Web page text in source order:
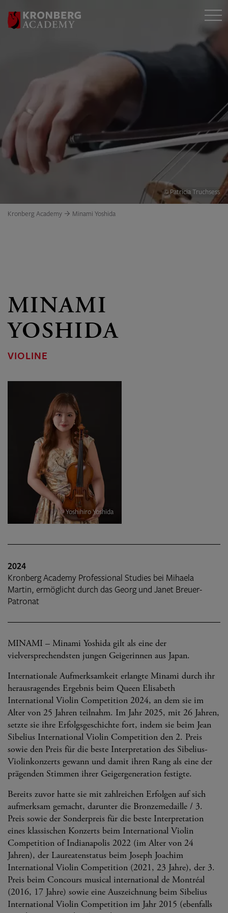
© Patricia Truchsess
Kronberg Academy Minami Yoshida
MINAMI
YOSHIDA
VIOLINE
© Yoshihiro Yoshida
2024
Kronberg Academy Professional Studies bei Mihaela
Martin, ermöglicht durch das Georg und Janet Breuer-
Patronat
MINAMI – Minami Yoshida gilt als eine der
vielversprechendsten jungen Geigerinnen aus Japan.
Internationale Aufmerksamkeit erlangte Minami durch ihr
herausragendes Ergebnis beim Queen Elisabeth
International Violin Competition 2024, an dem sie im
Alter von 25 Jahren teilnahm. Im Jahr 2025, mit 26 Jahren,
setzte sie ihre Erfolgsgeschichte fort, indem sie beim Jean
Sibelius International Violin Competition den 2. Preis
sowie den Preis für die beste Interpretation des Sibelius-
Violinkonzerts gewann und damit ihren Rang als eine der
prägenden Stimmen ihrer Geigergeneration festigte.
Bereits zuvor hatte sie mit zahlreichen Erfolgen auf sich
aufmerksam gemacht, darunter die Bronzemedaille / 3.
Preis sowie der Sonderpreis für die beste Interpretation
eines klassischen Konzerts beim International Violin
Competition of Indianapolis 2022 (im Alter von 24
Jahren), der Laureatenstatus beim Joseph Joachim
International Violin Competition (2021, 23 Jahre), der 3.
Preis beim Concours musical international de Montréal
(2016, 17 Jahre) sowie eine Auszeichnung beim Sibelius
International Violin Competition im Jahr 2015 (ebenfalls